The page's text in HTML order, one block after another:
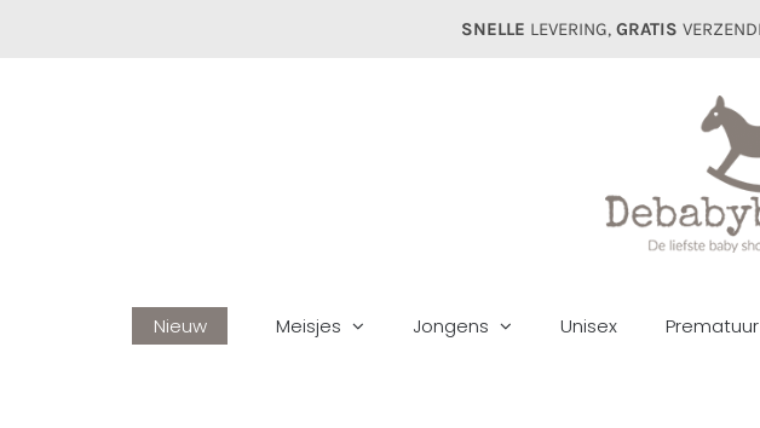
SNELLE LEVERING, GRATIS
Nieuw Meisjes Jongens Unisex Prematuur